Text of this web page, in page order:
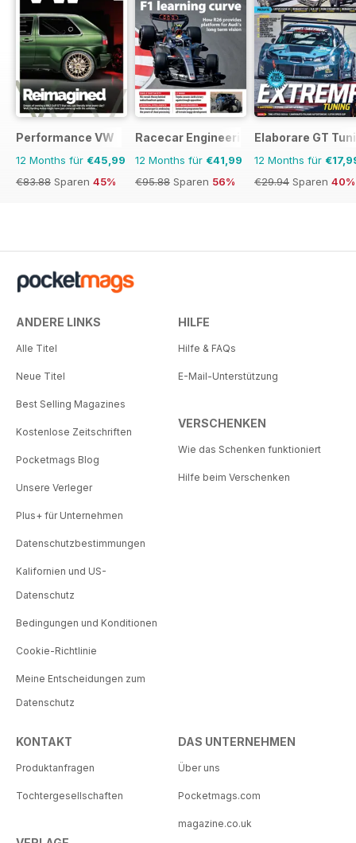
Performance VW
12 Months für €45,99
€83.88 Sparen 45%
Racecar Engineering
12 Months für €41,99
€95.88 Sparen 56%
Elaborare GT
12 Months für
€29.94 Sparen 40%
ANDERE LINKS
Alle Titel
Neue Titel
Best Selling Magazines
Kostenlose Zeitschriften
Pocketmags Blog
Unsere Verleger
Plus+ für Unternehmen
Datenschutzbestimmungen
Kalifornien und US-
Datenschutz
Bedingungen und Konditionen
Cookie-Richtlinie
Meine Entscheidungen zum
Datenschutz
HILFE
Hilfe & FAQs
E-Mail-Unterstützung
VERSCHENKEN
Wie das Schenken funktioniert
Hilfe beim Verschenken
KONTAKT
Produktanfragen
Tochtergesellschaften
DAS UNTERNEHMEN
Über uns
Pocketmags.com
magazine.co.uk